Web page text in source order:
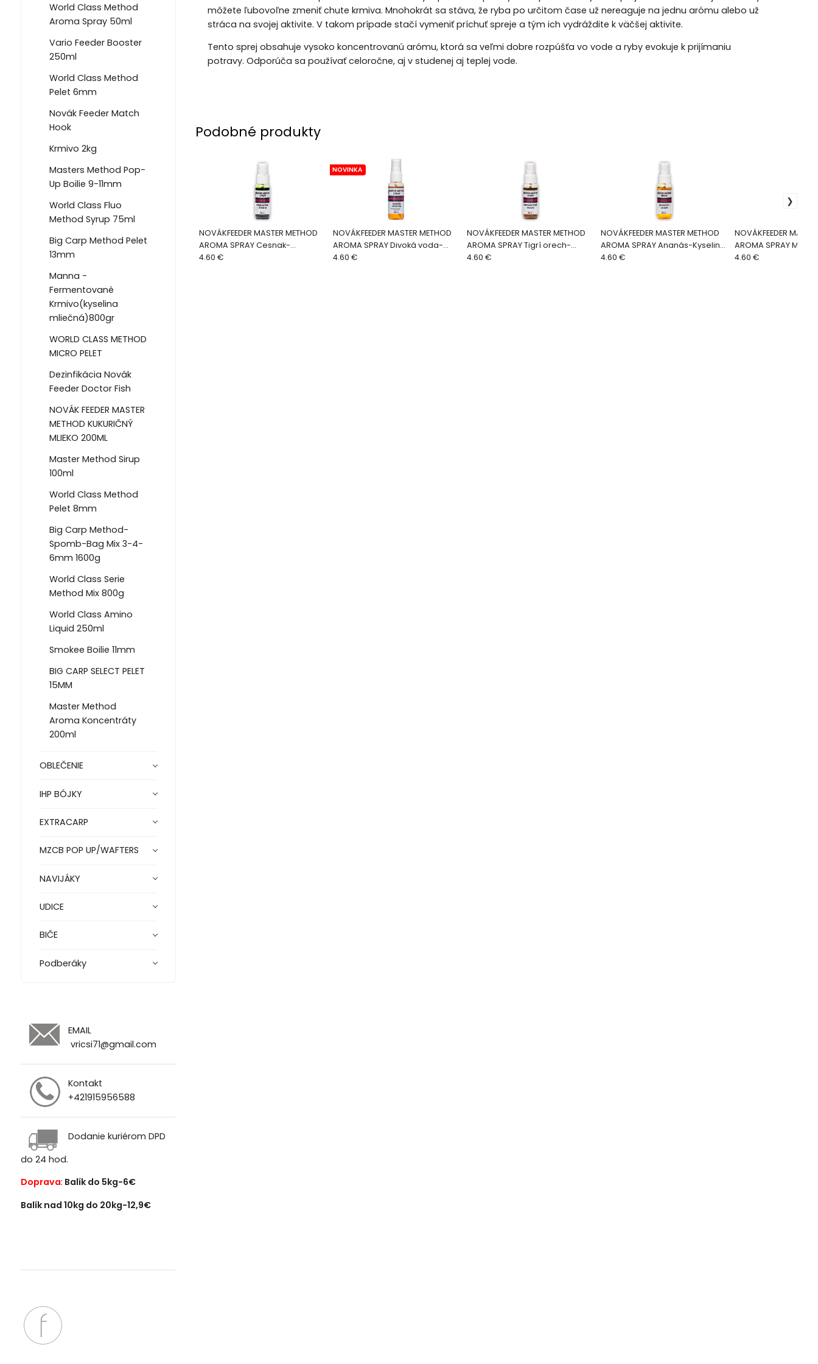
World Class Method
Aroma Spray 50ml
Vario Feeder Booster
250ml
World Class Method
Pelet 6mm
Novák Feeder Match
Hook
Krmivo 2kg
Masters Method Pop-
Up Boilie 9-11mm
World Class Fluo
Method Syrup 75ml
Big Carp Method Pelet
13mm
Manna -
Fermentované
Krmivo(kyselina
mliečná)800gr
WORLD CLASS METHOD
MICRO PELET
Dezinfikácia Novák
Feeder Doctor Fish
NOVÁK FEEDER MASTER
METHOD KUKURIČNÝ
MLIEKO 200ML
Master Method Sirup
100ml
World Class Method
Pelet 8mm
Big Carp Method-
Spomb-Bag Mix 3-4-
6mm 1600g
World Class Serie
Method Mix 800g
World Class Amino
Liquid 250ml
Smokee Boilie 11mm
BIG CARP SELECT PELET
15MM
Master Method
Aroma Koncentráty
200ml
OBLEČENIE
IHP BÓJKY
EXTRACARP
MZCB POP UP/WAFTERS
NAVIJÁKY
UDICE
BIČE
Podberáky
EMAIL
vricsi71@gmail.com
Kontakt
+421915956588
Dodanie kuriérom DPD
do 24 hod.
Doprava: Balík do 5kg-6€
Balík nad 10kg do 20kg-12,9€
môžete ľubovoľne zmeniť chute krmiva. Mnohokrát sa stáva, že ryba po určitom čase už nereaguje na jednu arómu alebo už
stráca na svojej aktivite. V takom prípade stačí vymeniť príchuť spreje a tým ich vydráždite k väčšej aktivite.
Tento sprej obsahuje vysoko koncentrovanú arómu, ktorá sa veľmi dobre rozpúšťa vo vode a ryby evokuje k prijímaniu
potravy. Odporúča sa používať celoročne, aj v studenej aj teplej vode.
Podobné produkty
NOVÁKFEEDER MASTER METHOD
AROMA SPRAY Cesnak-
Čučoriedka
4.60 €
NOVÁKFEEDER MASTER METHOD
AROMA SPRAY Divoká voda-
Parmezán
NOVINKA
4.60 €
NOVÁKFEEDER MASTER METHOD
AROMA SPRAY Tigrí orech-
Kyselina maslová
4.60 €
NOVÁKFEEDER MASTER METHOD
AROMA SPRAY Ananás-Kyselina
maslová
4.60 €
NOVÁKFEEDER
AROMA SPRAY
4.60 €